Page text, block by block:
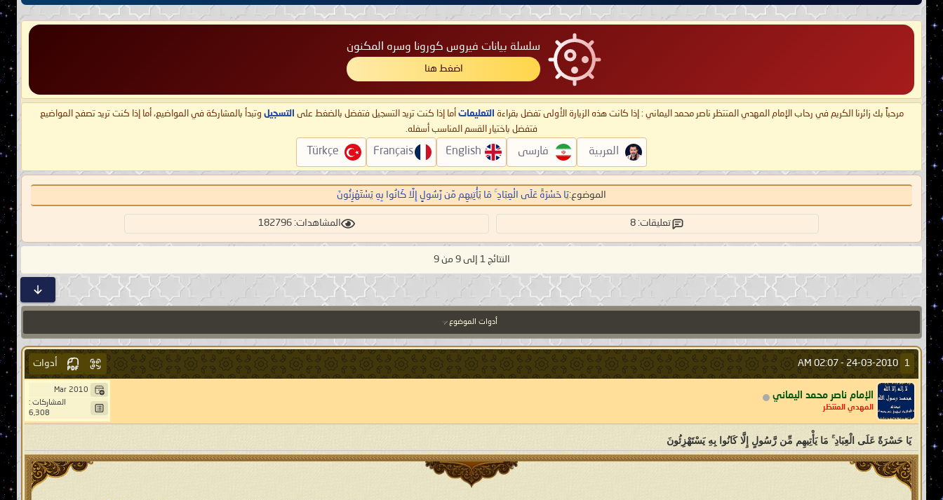
سلسلة بيانات فيروس كورونا وسره المكنون
اضغط هنا
مرحباً بك زائرنا الكريم في رحاب الإمام المهدي المنتظر ناصر محمد اليماني : إذا كانت هذه الزيارة الأولى تفضل بقراءة التعليمات أما إذا كنت تريد التسجيل فتفضل بالضغط على التسجيل وتبدأ بالمشاركة في المواضيع، أما إذا كنت تريد تصفح المواضيع
فتفضل باختيار القسم المناسب أسفله.
العربية فارسی English
Français
Türkçe
الموضوع:يَا حَسْرَةً عَلَى الْعِبَادِ ۚ مَا يَأْتِيهِم مِّن رَّسُولٍ إِلَّا كَانُوا بِهِ يَسْتَهْزِئُونَ
تعليقات: 8 المشاهدات: 182796
النتائج 1 إلى 9 من 9
أدوات الموضوع
1
24-03-2010 -
02:07 AM أدوات
الإمام ناصر محمد اليماني
المهدي المنتظر
Mar 2010
المشاركات :
6,308
يَا حَسْرَةً عَلَى الْعِبَادِ ۚ مَا يَأْتِيهِم مِّن رَّسُولٍ إِلَّا كَانُوا بِهِ يَسْتَهْزِئُونَ